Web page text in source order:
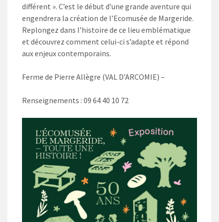
différent ». C’est le début d’une grande aventure qui
engendrera la création de l’Ecomusée de Margeride.
Replongez dans l’histoire de ce lieu emblématique
et découvrez comment celui-ci s’adapte et répond
aux enjeux contemporains.
Ferme de Pierre Allègre (VAL D’ARCOMIE) –
Renseignements : 09 64 40 10 72